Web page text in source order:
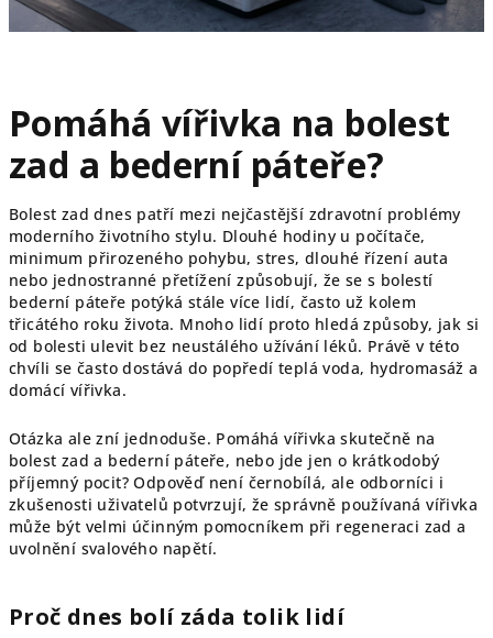
Pomáhá vířivka na bolest
zad a bederní páteře?
Bolest zad dnes patří mezi nejčastější zdravotní problémy
moderního životního stylu. Dlouhé hodiny u počítače,
minimum přirozeného pohybu, stres, dlouhé řízení auta
nebo jednostranné přetížení způsobují, že se s bolestí
bederní páteře potýká stále více lidí, často už kolem
třicátého roku života. Mnoho lidí proto hledá způsoby, jak si
od bolesti ulevit bez neustálého užívání léků. Právě v této
chvíli se často dostává do popředí teplá voda, hydromasáž a
domácí vířivka.
Otázka ale zní jednoduše. Pomáhá vířivka skutečně na
bolest zad a bederní páteře, nebo jde jen o krátkodobý
příjemný pocit? Odpověď není černobílá, ale odborníci i
zkušenosti uživatelů potvrzují, že správně používaná vířivka
může být velmi účinným pomocníkem při regeneraci zad a
uvolnění svalového napětí.
Proč dnes bolí záda tolik lidí